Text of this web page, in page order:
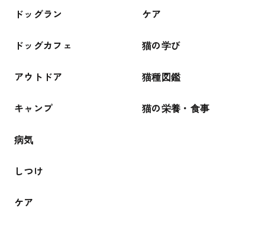
ドッグラン
ドッグカフェ
アウトドア
キャンプ
病気
しつけ
ケア
ケア
猫の学び
猫種図鑑
猫の栄養・食事